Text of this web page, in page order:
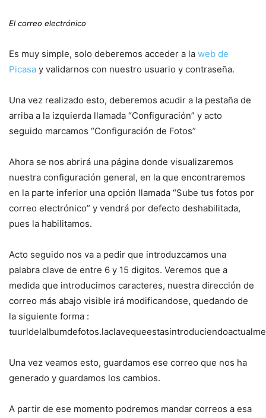
El correo electrónico
Es muy simple, solo deberemos acceder a la web de
Picasa y validarnos con nuestro usuario y contraseña.
Una vez realizado esto, deberemos acudir a la pestaña de
arriba a la izquierda llamada “Configuración” y acto
seguido marcamos “Configuración de Fotos”
Ahora se nos abrirá una página donde visualizaremos
nuestra configuración general, en la que encontraremos
en la parte inferior una opción llamada “Sube tus fotos por
correo electrónico” y vendrá por defecto deshabilitada,
pues la habilitamos.
Acto seguido nos va a pedir que introduzcamos una
palabra clave de entre 6 y 15 digitos. Veremos que a
medida que introducimos caracteres, nuestra dirección de
correo más abajo visible irá modificandose, quedando de
la siguiente forma :
Una vez veamos esto, guardamos ese correo que nos ha
generado y guardamos los cambios.
A partir de ese momento podremos mandar correos a esa